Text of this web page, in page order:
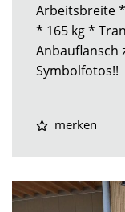
Arbeitsbreite
* 165 kg *
Anbauflansch
Symbolfotos!!
merken